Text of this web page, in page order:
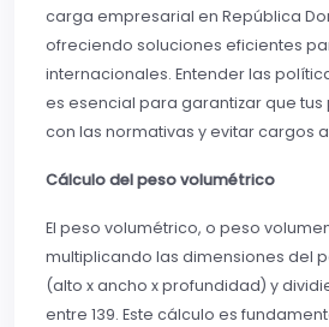
carga empresarial en República
ofreciendo soluciones eficientes
internacionales. Entender las
es esencial para garantizar que
con las normativas y evitar cargos
Cálculo del peso volumétrico
El peso volumétrico, o peso
multiplicando las dimensiones del
(alto x ancho x profundidad) y
entre 139. Este cálculo es